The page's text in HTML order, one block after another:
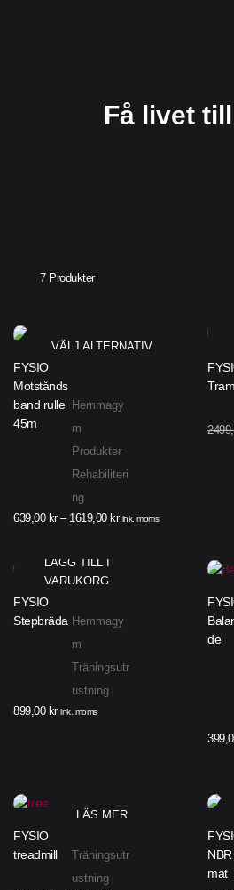
Få livet
7 Produkter
VÄLJ ALTERNATIV
FYSIO
Motstånds
band rulle
45m
Hemmagy
m
Produkter
Rehabiliteri
ng
639,00 kr – 1619,00 kr ink. moms
LÄGG TILL I
VARUKORG
FYSIO
Stepbräda Hemmagy
m
Träningsutr
ustning
899,00 kr ink. moms
de
LÄS MER
FYSIO
treadmill
Träningsutr
ustning
mat